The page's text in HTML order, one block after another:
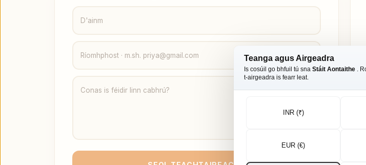
D'ainm
Ríomhphost · m.sh. priya@gmail.com
Conas is féidir linn cabhrú?
Teanga agus Airgeadra
Is cosúil go bhfuil tú sna Stáit Aontaithe .
t-airgeadra is fearr leat.
INR (₹)
EUR (€)